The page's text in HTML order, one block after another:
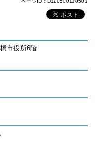
ページID：D110500110501
市役所6階